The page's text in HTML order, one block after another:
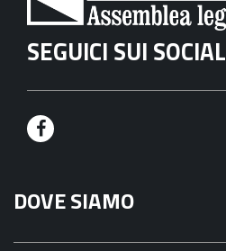
SEGUICI SUI SOCIAL
F
c
e
DOVE SIAMO